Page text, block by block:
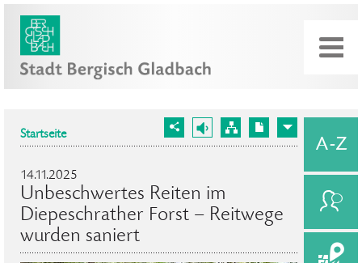
Startseite
14.11.2025
Unbeschwertes Reiten im
Diepeschrather Forst – Reitwege
wurden saniert